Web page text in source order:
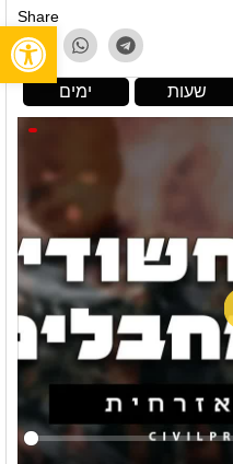
Share
ימים שעות